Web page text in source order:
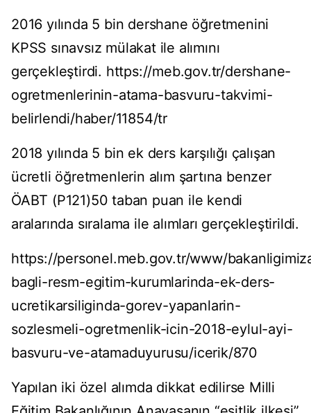
2016 yılında 5 bin dershane öğretmenini
KPSS sınavsız mülakat ile alımını
gerçekleştirdi. https://meb.gov.tr/dershane-
ogretmenlerinin-atama-basvuru-takvimi-
belirlendi/haber/11854/tr
2018 yılında 5 bin ek ders karşılığı çalışan
ücretli öğretmenlerin alım şartına benzer
ÖABT (P121)50 taban puan ile kendi
aralarında sıralama ile alımları gerçekleştirildi.
https://personel.meb.gov.tr/www/
bagli-resm-egitim-kurumlarinda-ek-ders-
ucretikarsiliginda-gorev-yapanlarin-
sozlesmeli-ogretmenlik-icin-2018-eylul-ayi-
basvuru-ve-atamaduyurusu/icerik/870
Yapılan iki özel alımda dikkat edilirse Milli